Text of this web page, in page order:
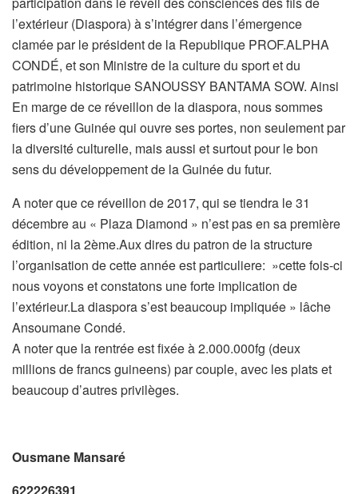
l’extérieur (Diaspora) à s’intégrer dans l’émergence
clamée par le président de la Republique PROF.ALPHA
CONDÉ, et son Ministre de la culture du sport et du
patrimoine historique SANOUSSY BANTAMA SOW. Ainsi
En marge de ce réveillon de la diaspora, nous sommes
fiers d’une Guinée qui ouvre ses portes, non seulement par
la diversité culturelle, mais aussi et surtout pour le bon
sens du développement de la Guinée du futur.
A noter que ce réveillon de 2017, qui se tiendra le 31
décembre au « Plaza Diamond » n’est pas en sa première
édition, ni la 2ème.Aux dires du patron de la structure
l’organisation de cette année est particuliere: »cette fois-ci
nous voyons et constatons une forte implication de
l’extérieur.La diaspora s’est beaucoup impliquée » lâche
Ansoumane Condé.
A noter que la rentrée est fixée à 2.000.000fg (deux
millions de francs guineens) par couple, avec les plats et
beaucoup d’autres privilèges.
Ousmane Mansaré